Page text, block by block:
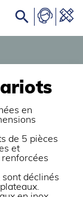

en
de 5 pièces
et
sont déclinés